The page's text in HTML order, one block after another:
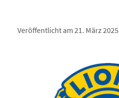
Veröffentlicht am 21. März 2025